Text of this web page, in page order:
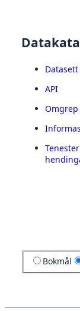
Datasett
API
Omgrep
Bokmål